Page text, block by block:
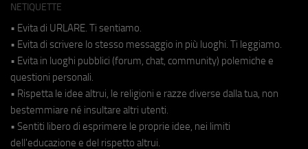
NETIQUETTE
• Evita di URLARE. Ti sentiamo.
• Evita di scrivere lo stesso messaggio in più luoghi. Ti leggiamo.
• Evita in luoghi pubblici (forum, chat, community) polemiche e
questioni personali.
• Rispetta le idee altrui, le religioni e razze diverse dalla tua, non
bestemmiare né insultare altri utenti.
• Sentiti libero di esprimere le proprie idee, nei limiti
dell'educazione e del rispetto altrui.